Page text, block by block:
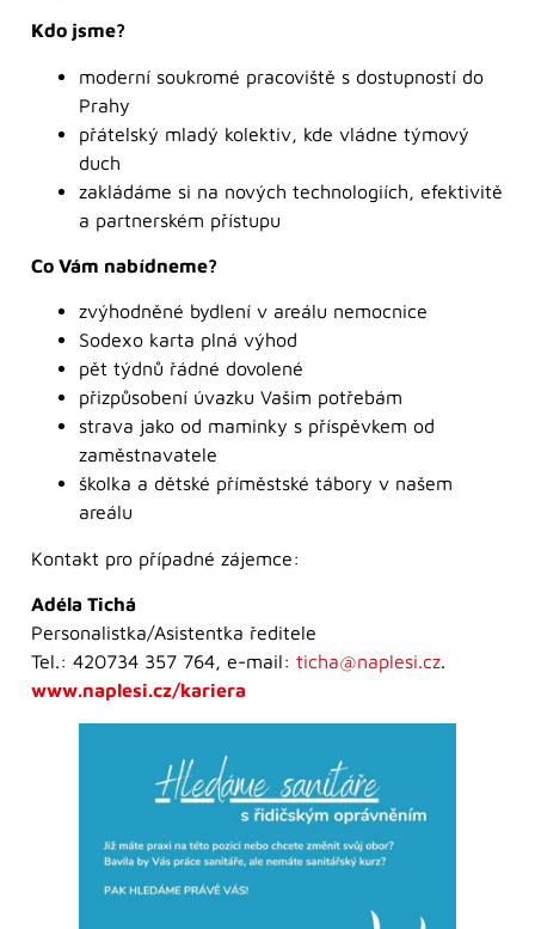
Kdo jsme?
moderní soukromé pracoviště s dostupností do
Prahy
přátelský mladý kolektiv, kde vládne týmový
duch
zakládáme si na nových technologiích, efektivitě
a partnerském přístupu
Co Vám nabídneme?
zvýhodněné bydlení v areálu nemocnice
Sodexo karta plná výhod
pět týdnů řádné dovolené
přizpůsobení úvazku Vašim potřebám
strava jako od maminky s příspěvkem od
zaměstnavatele
školka a dětské příměstské tábory v našem
areálu
Kontakt pro případné zájemce:
Adéla Tichá
Personalistka/Asistentka ředitele
Tel.: 420734 357 764, e-mail: ticha@naplesi.cz.
www.naplesi.cz/kariera